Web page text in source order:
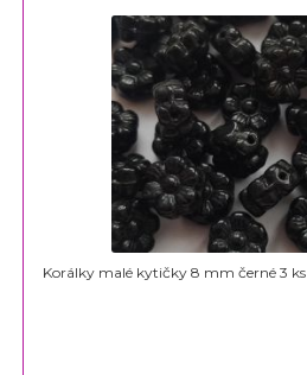
Korálky malé kytičky 8 mm černé 3 ks